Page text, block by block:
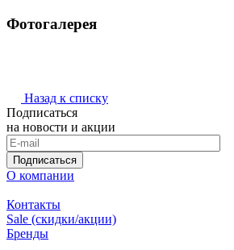
Фотогалерея
Назад к списку
Подписаться
на новости и акции
Подписаться
О компании
Контакты
Sale (скидки/акции)
Бренды